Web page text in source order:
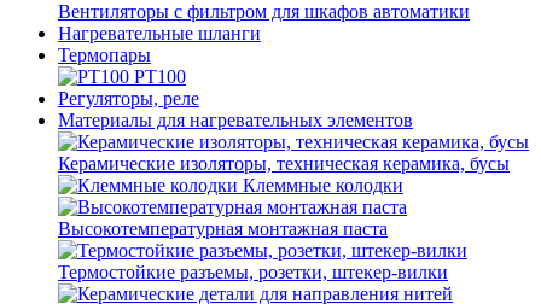
Вентиляторы с фильтром для шкафов автоматики
Нагревательные шланги
Термопары
PT100
Регуляторы, реле
Материалы для нагревательных элементов
Керамические изоляторы, техническая керамика, бусы
Клеммные колодки
Высокотемпературная монтажная паста
Термостойкие разъемы, розетки, штекер-вилки